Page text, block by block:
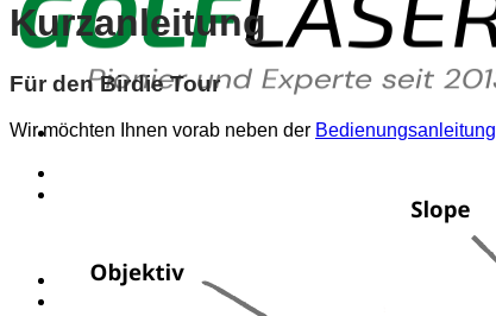
Accessories & Replacement Parts
SALE
Kurzanleitung
Für den Birdie Tour
Wir möchten Ihnen vorab neben der Bedienungsanleitung